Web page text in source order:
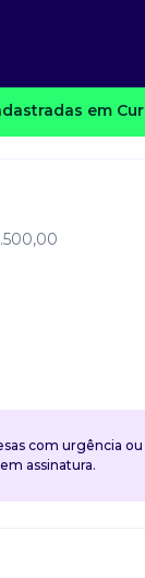
em
com urgência
assinatura.